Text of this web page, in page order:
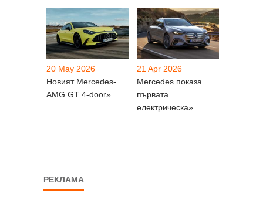
20 May 2026
Новият Mercedes-
AMG GT 4-door»
21 Apr 2026
Mercedes показа
първата
електрическа»
РЕКЛАМА